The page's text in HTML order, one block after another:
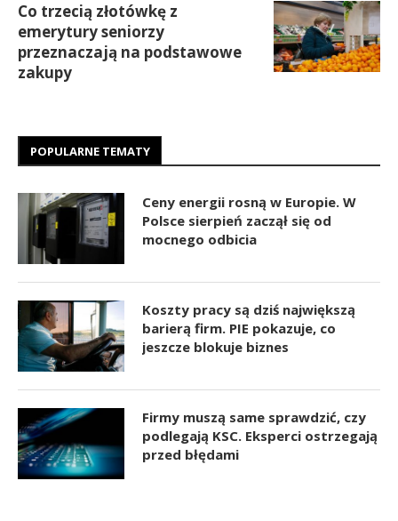
Co trzecią złotówkę z
emerytury seniorzy
przeznaczają na podstawowe
zakupy
POPULARNE TEMATY
Ceny energii rosną w Europie. W
Polsce sierpień zaczął się od
mocnego odbicia
Koszty pracy są dziś największą
barierą firm. PIE pokazuje, co
jeszcze blokuje biznes
Firmy muszą same sprawdzić, czy
podlegają KSC. Eksperci ostrzegają
przed błędami